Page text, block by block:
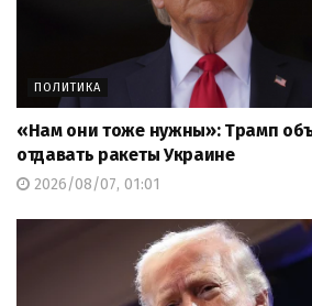
ПОЛИТИКА
«Нам они тоже нужны»: Трамп
отдавать ракеты Украине
2026/08/07, 01:01